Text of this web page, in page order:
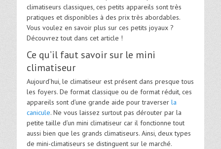
climatiseurs classiques, ces petits appareils sont très
pratiques et disponibles à des prix très abordables.
Vous voulez en savoir plus sur ces petits joyaux ?
Découvrez tout dans cet article !
Ce qu’il faut savoir sur le mini
climatiseur
Aujourd’hui, le climatiseur est présent dans presque tous
les foyers. De format classique ou de format réduit, ces
appareils sont d’une grande aide pour traverser la
canicule. Ne vous laissez surtout pas dérouter par la
petite taille d’un mini climatiseur car il fonctionne tout
aussi bien que les grands climatiseurs. Ainsi, deux types
de mini-climatiseurs se distinguent sur le marché.